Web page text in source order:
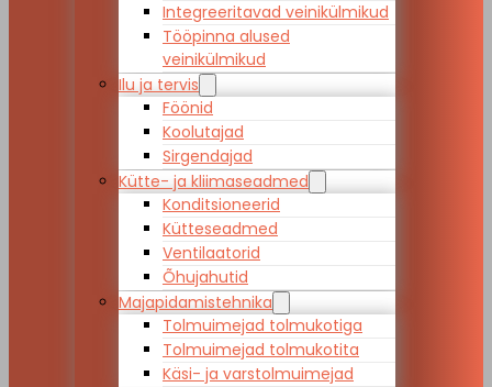
Integreeritavad veinikülmikud
Tööpinna alused
veinikülmikud
Ilu ja tervis
Föönid
Koolutajad
Sirgendajad
Kütte- ja kliimaseadmed
Konditsioneerid
Kütteseadmed
Ventilaatorid
Õhujahutid
Majapidamistehnika
Tolmuimejad tolmukotiga
Tolmuimejad tolmukotita
Käsi- ja varstolmuimejad